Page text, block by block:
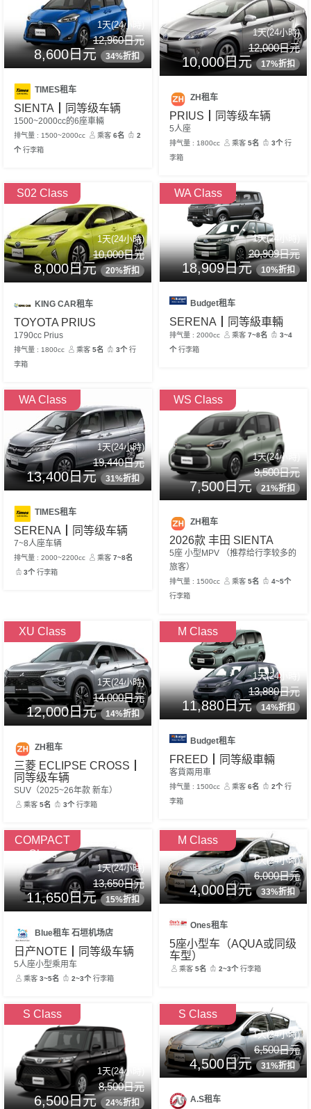
1天(24小時)
12,960日元
8,600日元 34%折扣
TIMES租车
SIENTA┃同等级车辆
1500~2000cc的6座車輛
排气量 : 1500~2000cc 乘客6名
2
个 行李箱
1天(24小時)
12,000日元
10,000日元 17%折扣
ZH租车
PRIUS┃同等级车辆
5人座
排气量 : 1800cc 乘客5名 3个行
李箱
S02 Class
1天(24小時)
10,000日元
8,000日元 20%折扣
KING CAR租车
TOYOTA PRIUS
1790cc Prius
排气量 : 1800cc 乘客5名 3个行
李箱
WA Class
1天(24小時)
20,909日元
18,909日元 10%折扣
Budget租车
SERENA┃同等級車輛
排气量 : 2000cc 乘客7~8名
3~4
个 行李箱
WA Class
1天(24小時)
19,440日元
13,400日元 31%折扣
TIMES租车
SERENA┃同等级车辆
7~8人座车辆
排气量 : 2000~2200cc 乘客7~8名
3个 行李箱
WS Class
1天(24小時)
9,500日元
7,500日元 21%折扣
ZH租车
2026款 丰田 SIENTA
5座 小型MPV （推荐给行李较多的
旅客）
排气量 : 1500cc 乘客5名
4~5个
行李箱
XU Class
1天(24小時)
14,000日元
12,000日元 14%折扣
ZH租车
三菱 ECLIPSE CROSS┃
同等级车辆
SUV（2025~26年款 新车）
乘客5名 3个行李箱
M Class
1天(24小時)
13,880日元
11,880日元 14%折扣
Budget租车
FREED┃同等級車輛
客貨兩用車
排气量 : 1500cc 乘客6名 2个行
李箱
COMPACT
Class
1天(24小時)
13,650日元
11,650日元 15%折扣
Blue租车 石垣机场店
日产NOTE┃同等级车辆
5人座小型乘用车
乘客3~5名 2~3个行李箱
M Class
1天(24小時)
6,000日元
4,000日元 33%折扣
Ones租车
5座小型车（AQUA或同级
车型）
乘客5名 2~3个行李箱
S Class
1天(24小時)
8,500日元
6,500日元 24%折扣
S Class
1天(24小時)
6,500日元
4,500日元 31%折扣
A.S租车